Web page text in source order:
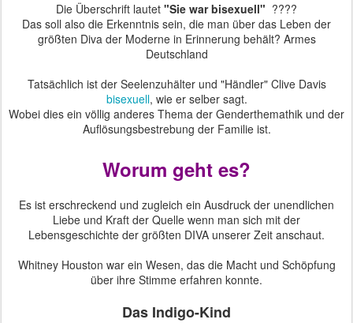
Die Überschrift lautet "Sie war bisexuell" ????
Das soll also die Erkenntnis sein, die man über das Leben der
größten Diva der Moderne in Erinnerung behält? Armes
Deutschland
Tatsächlich ist der Seelenzuhälter und "Händler" Clive Davis
bisexuell, wie er selber sagt.
Wobei dies ein völlig anderes Thema der Genderthemathik und der
Auflösungsbestrebung der Familie ist.
Worum geht es?
Es ist erschreckend und zugleich ein Ausdruck der unendlichen
Liebe und Kraft der Quelle wenn man sich mit der
Lebensgeschichte der größten DIVA unserer Zeit anschaut.
Whitney Houston war ein Wesen, das die Macht und Schöpfung
über ihre Stimme erfahren konnte.
Das Indigo-Kind